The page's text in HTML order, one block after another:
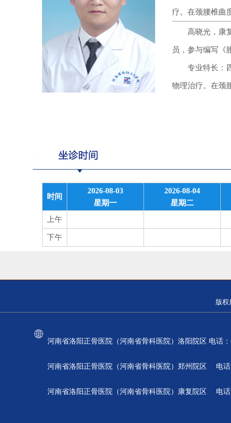
疗。在颈腰椎曲
高晓光，康复
员，参与编写《
专业特长：四
物理治疗。在颈
时间
2026-08-03
星期一
2026-08-04
星期二
上午
下午
版权
河南省洛阳正骨医院（河南省骨科医院）洛阳院区 电话
河南省洛阳正骨医院（河南省骨科医院）郑州院区 电话
河南省洛阳正骨医院（河南省骨科医院）康复院区 电话